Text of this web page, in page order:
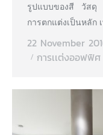
รูปแบบของสี วัสดุ เ
การตกแต่งเป็นหลัก
22 November
การเเต่งออฟฟิศ